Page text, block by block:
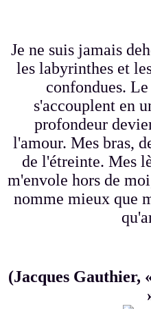
Je ne suis jamais
les labyrinthes et
confondues.
s'accouplent en
profondeur
l'amour. Mes bras,
de l'étreinte. Mes
m'envole hors de
nomme mieux que
(Jacques Gauthier,